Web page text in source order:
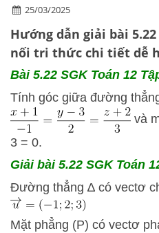
25/03/2025
Hướng dẫn giải bài 5.22
nối tri thức chi tiết dễ
Bài 5.22 SGKToán 12
Tính góc giữa đường
và
3 = 0.
Giải bài 5.22 SGKToán
Đường thẳng ∆ có vectơ
Mặt phẳng (P) có vectơ